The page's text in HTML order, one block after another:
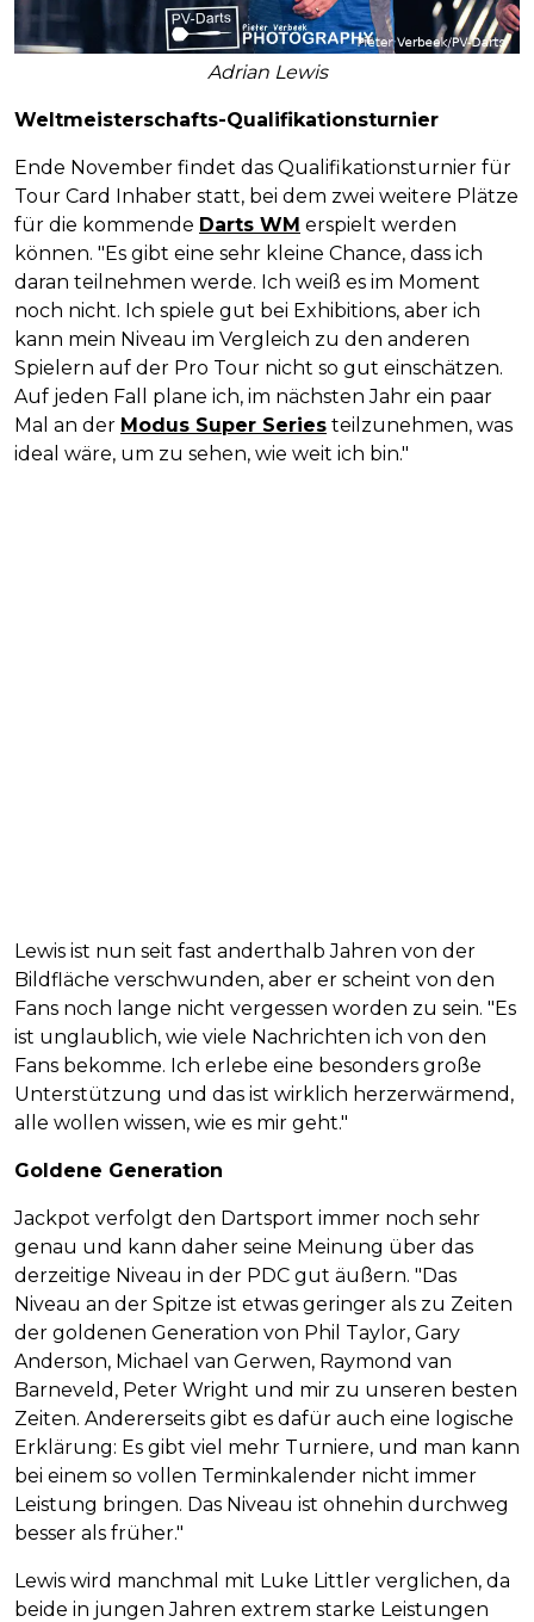
Adrian Lewis
Weltmeisterschafts-Qualifikationsturnier
Ende November findet das Qualifikationsturnier für
Tour Card Inhaber statt, bei dem zwei weitere Plätze
für die kommende Darts WM erspielt werden
können. "Es gibt eine sehr kleine Chance, dass ich
daran teilnehmen werde. Ich weiß es im Moment
noch nicht. Ich spiele gut bei Exhibitions, aber ich
kann mein Niveau im Vergleich zu den anderen
Spielern auf der Pro Tour nicht so gut einschätzen.
Auf jeden Fall plane ich, im nächsten Jahr ein paar
Mal an der Modus Super Series teilzunehmen, was
ideal wäre, um zu sehen, wie weit ich bin."
Lewis ist nun seit fast anderthalb Jahren von der
Bildfläche verschwunden, aber er scheint von den
Fans noch lange nicht vergessen worden zu sein. "Es
ist unglaublich, wie viele Nachrichten ich von den
Fans bekomme. Ich erlebe eine besonders große
Unterstützung und das ist wirklich herzerwärmend,
alle wollen wissen, wie es mir geht."
Goldene Generation
Jackpot verfolgt den Dartsport immer noch sehr
genau und kann daher seine Meinung über das
derzeitige Niveau in der PDC gut äußern. "Das
Niveau an der Spitze ist etwas geringer als zu Zeiten
der goldenen Generation von Phil Taylor, Gary
Anderson, Michael van Gerwen, Raymond van
Barneveld, Peter Wright und mir zu unseren besten
Zeiten. Andererseits gibt es dafür auch eine logische
Erklärung: Es gibt viel mehr Turniere, und man kann
bei einem so vollen Terminkalender nicht immer
Leistung bringen. Das Niveau ist ohnehin durchweg
besser als früher."
Lewis wird manchmal mit Luke Littler verglichen, da
beide in jungen Jahren extrem starke Leistungen